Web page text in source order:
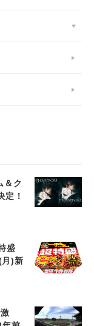
＆ク
定！
盛
)新